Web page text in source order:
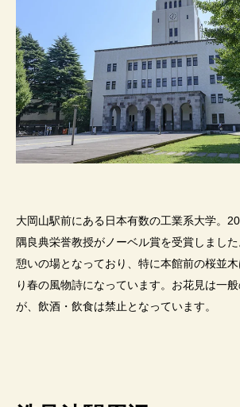
大岡山駅前にある日本有数の工業系大学。
隅良典栄誉教授がノーベル賞を受賞しまし
憩いの場となっており、特に本館前の桜並
り春の風物詩になっています。お花見は一
が、飲酒・飲食は禁止となっています。